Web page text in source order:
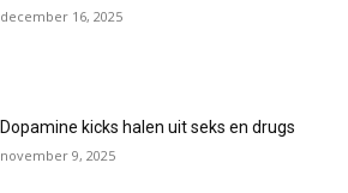
december 16, 2025
Dopamine kicks halen uit seks en drugs
november 9, 2025